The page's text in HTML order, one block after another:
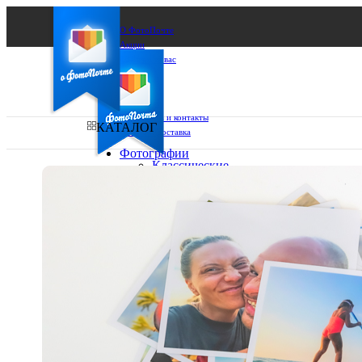
О ФотоПочте
Акции
Сделаем за вас
Бизнесу
FAQ
Франшиза
Поддержка и контакты
Оплата и доставка
Выберите из списка:
КАТАЛОГ
Фотографии
Классические
10х15
15х15
15х20
20х20
20х30
30х30
30х40
Фото
в